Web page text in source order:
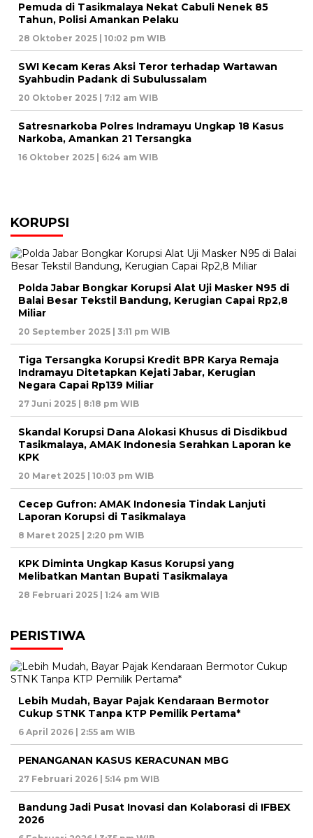
Pemuda di Tasikmalaya Nekat Cabuli Nenek 85
Tahun, Polisi Amankan Pelaku
28 Oktober 2025 | 10:02 pm WIB
SWI Kecam Keras Aksi Teror terhadap Wartawan
Syahbudin Padank di Subulussalam
20 Oktober 2025 | 7:12 am WIB
Satresnarkoba Polres Indramayu Ungkap 18 Kasus
Narkoba, Amankan 21 Tersangka
16 Oktober 2025 | 6:24 am WIB
KORUPSI
Polda Jabar Bongkar Korupsi Alat Uji Masker N95 di
Balai Besar Tekstil Bandung, Kerugian Capai Rp2,8
Miliar
20 September 2025 | 3:11 pm WIB
Tiga Tersangka Korupsi Kredit BPR Karya Remaja
Indramayu Ditetapkan Kejati Jabar, Kerugian
Negara Capai Rp139 Miliar
27 Juni 2025 | 8:18 pm WIB
Skandal Korupsi Dana Alokasi Khusus di Disdikbud
Tasikmalaya, AMAK Indonesia Serahkan Laporan ke
KPK
20 Maret 2025 | 10:03 pm WIB
Cecep Gufron: AMAK Indonesia Tindak Lanjuti
Laporan Korupsi di Tasikmalaya
8 Maret 2025 | 2:20 pm WIB
KPK Diminta Ungkap Kasus Korupsi yang
Melibatkan Mantan Bupati Tasikmalaya
28 Februari 2025 | 1:24 am WIB
PERISTIWA
Lebih Mudah, Bayar Pajak Kendaraan Bermotor
Cukup STNK Tanpa KTP Pemilik Pertama*
6 April 2026 | 2:55 am WIB
PENANGANAN KASUS KERACUNAN MBG
27 Februari 2026 | 5:14 pm WIB
Bandung Jadi Pusat Inovasi dan Kolaborasi di IFBEX
2026